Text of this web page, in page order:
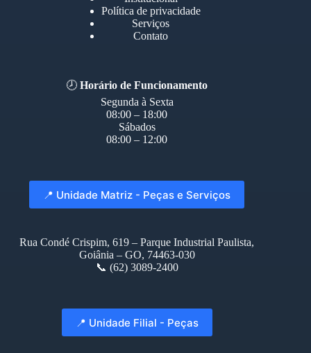
Política de privacidade
Serviços
Contato
🕗Horário de Funcionamento
Segunda à Sexta
08:00 – 18:00
Sábados
08:00 – 12:00
📍 Unidade Matriz - Peças e Serviços
Rua Condé Crispim, 619 – Parque Industrial Paulista,
Goiânia – GO, 74463-030
📞 (62) 3089-2400
📍 Unidade Filial - Peças